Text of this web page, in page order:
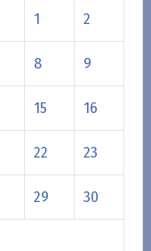
1 2
8 9
15 16
22 23
29 30